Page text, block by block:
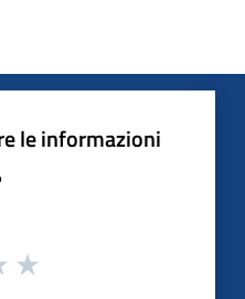
le informazioni